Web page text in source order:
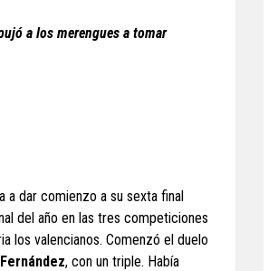
a los merengues a tomar
a dar comienzo a su sexta final
del año en las tres competiciones
los valencianos. Comenzó el duelo
, con un triple. Había